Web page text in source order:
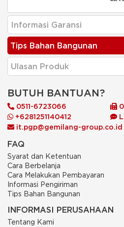
Informasi Garansi
Tips Bahan Bangunan
Ulasan Produk
BUTUH BANTUAN?
0511-6723066
+6281251140412
it.pgp@gemilang-group.co.id
FAQ
Syarat dan Ketentuan
Cara Berbelanja
Cara Melakukan Pembayaran
Informasi Pengiriman
Tips Bahan Bangunan
INFORMASI PERUSAHAAN
Tentang Kami